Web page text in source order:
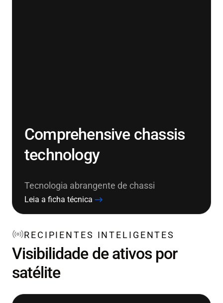
Comprehensive chassis
technology
Tecnologia abrangente de chassi
Leia a ficha técnica
RECIPIENTES INTELIGENTES
Visibilidade de ativos por
satélite